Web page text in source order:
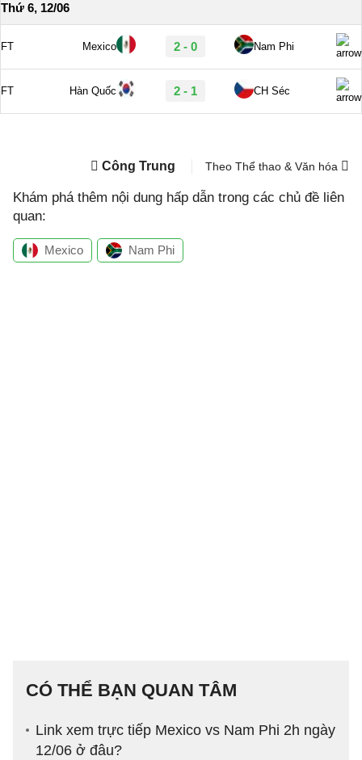
Công Trung Theo Thể thao & Văn hóa
Khám phá thêm nội dung hấp dẫn trong các chủ đề liên
quan:
Mexico Nam Phi
CÓ THỂ BẠN QUAN TÂM
Link xem trực tiếp Mexico vs Nam Phi 2h ngày
12/06 ở đâu?